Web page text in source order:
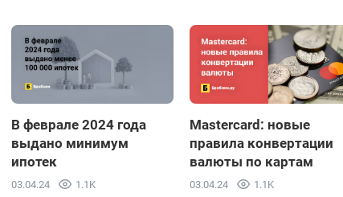
В феврале 2024 года
выдано минимум
ипотек
03.04.24 1.1K
Mastercard: новые
правила конвертации
валюты по картам
03.04.24 1.1K